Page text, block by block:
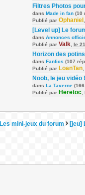
Filtres Photos
dans Made in fan (10
Publié par Ophaniel
[Level up] Le
dans Annonces
Publié par Valk le
Horizon des potins
dans Fanfics (107
Publié par LoanTan
Noob, le jeu vidéo !
dans La Taverne
Publié par Heretoc
Les mini-jeux du forum [jeu]